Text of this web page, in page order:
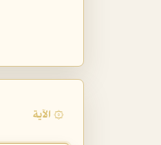
۞ الآية